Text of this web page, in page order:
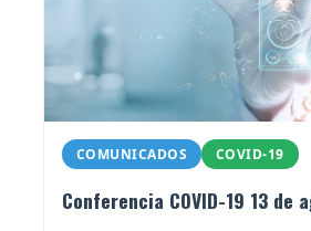
COMUNICADOS COVID-19
Conferencia COVID-19 13 de